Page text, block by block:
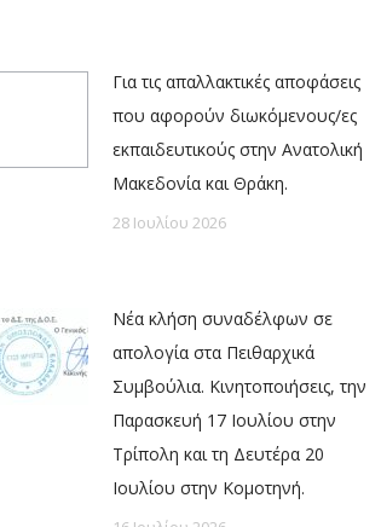
Για τις απαλλακτικές αποφάσεις
που αφορούν διωκόμενους/ες
εκπαιδευτικούς στην Ανατολική
Μακεδονία και Θράκη.
28 Ιουλίου 2026
Νέα κλήση συναδέλφων σε
απολογία στα Πειθαρχικά
Συμβούλια. Κινητοποιήσεις, την
Παρασκευή 17 Ιουλίου στην
Τρίπολη και τη Δευτέρα 20
Ιουλίου στην Κομοτηνή.